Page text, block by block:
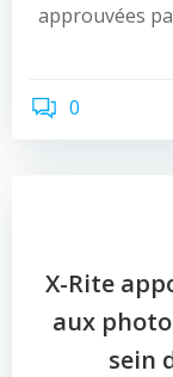
approuvées
0
X-Rite
aux
sein